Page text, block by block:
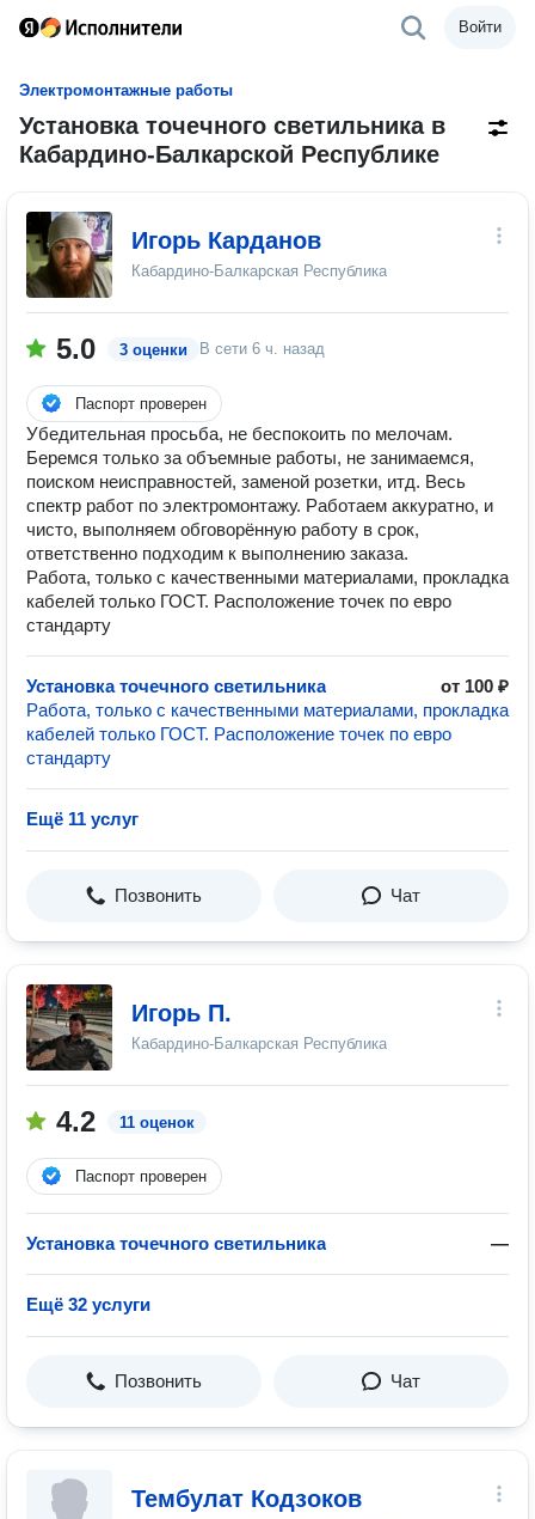
Войти
Электромонтажные работы
Установка точечного светильника в
Кабардино-Балкарской Республике
Игорь Карданов
Кабардино-Балкарская Республика
5.0 3 оценки В сети 6 ч. назад
Паспорт проверен
Убедительная просьба, не беспокоить по мелочам.
Беремся только за объемные работы, не занимаемся,
поиском неисправностей, заменой розетки, итд. Весь
спектр работ по электромонтажу. Работаем аккуратно, и
чисто, выполняем обговорённую работу в срок,
ответственно подходим к выполнению заказа.
Работа, только с качественными материалами, прокладка
кабелей только ГОСТ. Расположение точек по евро
стандарту
Установка точечного светильника
от 100 ₽
Работа, только с качественными материалами, прокладка
кабелей только ГОСТ. Расположение точек по евро
стандарту
Ещё 11 услуг
Позвонить Чат
Игорь П.
Кабардино-Балкарская Республика
4.2 11 оценок
Паспорт проверен
Установка точечного светильника —
Ещё 32 услуги
Позвонить Чат
Тембулат Кодзоков